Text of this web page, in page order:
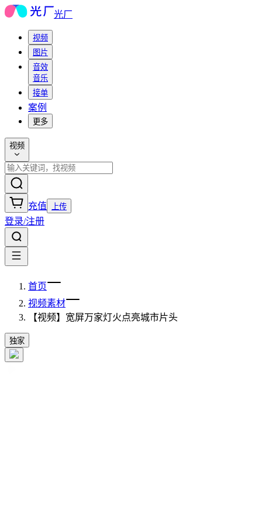
光厂
视频
图片
音效
音乐
接单
案例
更多
视频
充值 上传
登录/注册
首页
视频素材
【视频】宽屏万家灯火点亮城市片头
独家